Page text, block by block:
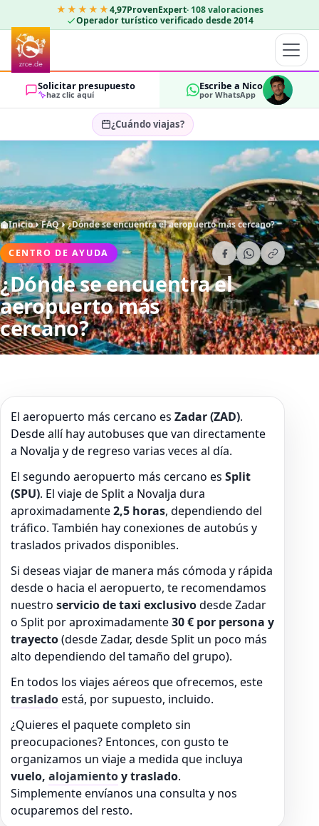
★★★★★4,97ProvenExpert· 108 valoraciones
Operador turístico verificado desde 2014
Solicitar presupuesto
haz clic aquí
Escribe a Nico
por WhatsApp
¿Cuándo viajas?
Seleccionar fechas…
HUÉSPEDES
2 OK
Inicio FAQ ¿Dónde se encuentra el aeropuerto más cercano?
CENTRO DE AYUDA
¿Dónde se encuentra el
aeropuerto más
cercano?
El aeropuerto más cercano es Zadar (ZAD).
Desde allí hay autobuses que van directamente
a Novalja y de regreso varias veces al día.
El segundo aeropuerto más cercano es Split
(SPU). El viaje de Split a Novalja dura
aproximadamente2,5 horas, dependiendo del
tráfico. También hay conexiones de autobús y
traslados privados disponibles.
Si deseas viajar de manera más cómoda y rápida
desde o hacia el aeropuerto, te recomendamos
nuestro servicio de taxi exclusivodesde Zadar
o Split por aproximadamente30 € por persona y
trayecto(desde Zadar, desde Split un poco más
alto dependiendo del tamaño del grupo).
En todos los viajes aéreos que ofrecemos, este
trasladoestá, por supuesto, incluido.
¿Quieres el paquete completo sin
preocupaciones? Entonces, con gusto te
organizamos un viaje a medida que incluya
vuelo, alojamientoy traslado.
Simplemente envíanos una consulta y nos
ocuparemos del resto.